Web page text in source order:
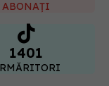
1401